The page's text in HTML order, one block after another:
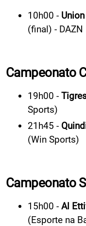
10h00 -
(final) - DAZN
Campeonato
19h00 -
Sports)
21h45 -
(Win Sports)
Campeonato
15h00 - Al
(Esporte na